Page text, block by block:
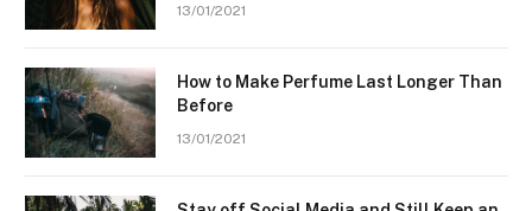
13/01/2021
How to Make Perfume Last Longer Than
Before
13/01/2021